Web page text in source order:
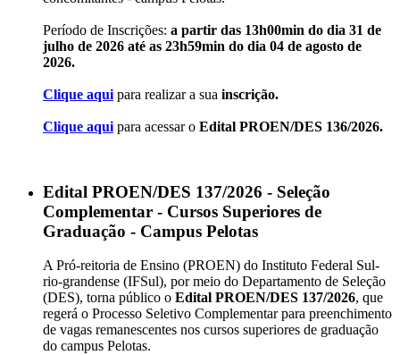
Período de Inscrições: a partir das 13h00min do dia 31 de
julho de 2026 até as 23h59min do dia 04 de agosto de
2026.
Clique aqui para realizar a sua inscrição.
Clique aqui para acessar o Edital PROEN/DES 136/2026.
Edital PROEN/DES 137/2026 - Seleção
Complementar - Cursos Superiores de
Graduação - Campus Pelotas
A Pró-reitoria de Ensino (PROEN) do Instituto Federal Sul-
rio-grandense (IFSul), por meio do Departamento de Seleção
(DES), torna público o Edital PROEN/DES 137/2026, que
regerá o Processo Seletivo Complementar para preenchimento
de vagas remanescentes nos cursos superiores de graduação
do campus Pelotas.